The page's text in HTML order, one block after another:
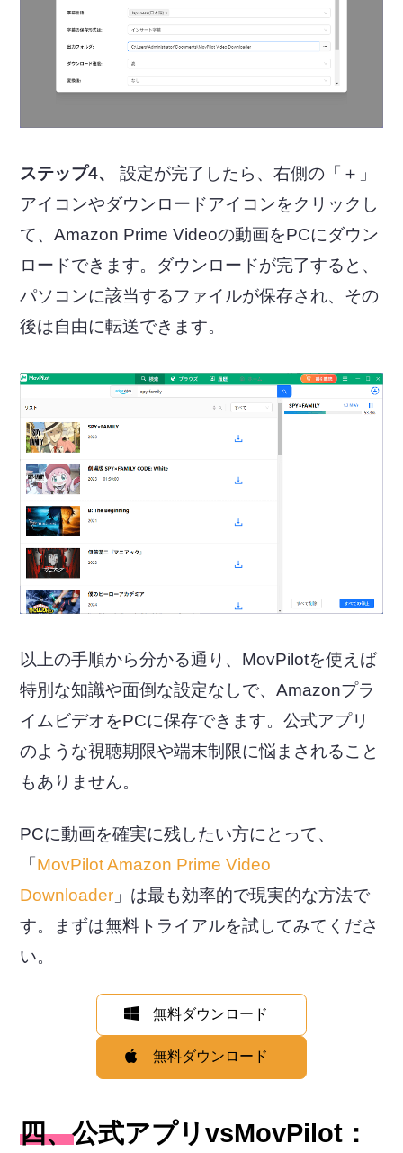
ステップ4、
設定が完了したら、右側の「＋」
アイコンやダウンロードアイコンをクリックし
て、Amazon Prime Videoの動画をPCにダウン
ロードできます。ダウンロードが完了すると、
パソコンに該当するファイルが保存され、その
後は自由に転送できます。
以上の手順から分かる通り、MovPilotを使えば
特別な知識や面倒な設定なしで、Amazonプラ
イムビデオをPCに保存できます。公式アプリ
のような視聴期限や端末制限に悩まされること
もありません。
PCに動画を確実に残したい方にとって、
「 MovPilot Amazon Prime Video
Downloader 」は最も効率的で現実的な方法で
す。まずは無料トライアルを試してみてくださ
い。
無料ダウンロード
無料ダウンロード
四、公式アプリvsMovPilot：